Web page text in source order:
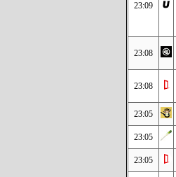
23:09
23:08
23:08
23:05
23:05
23:05